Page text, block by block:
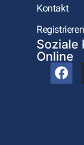
Kontakt
Registrieren
Soziale
Online